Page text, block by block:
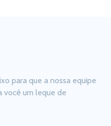
para que a nossa equipe
você um leque de